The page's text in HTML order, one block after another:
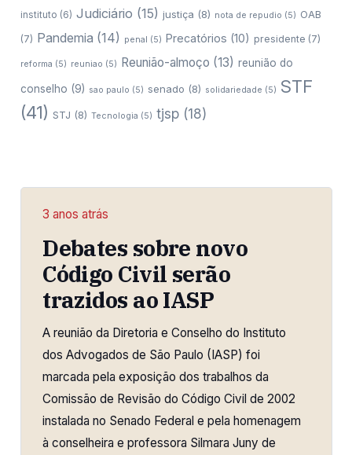
instituto (6) Judiciário (15) justiça (8) nota de repudio (5) OAB
(7) Pandemia (14) penal (5) Precatórios (10) presidente (7)
reforma (5) reuniao (5) Reunião-almoço (13) reunião do
conselho (9) sao paulo (5) senado (8) solidariedade (5) STF
(41) STJ (8) Tecnologia (5) tjsp(18)
3 anos atrás
Debates sobre novo
Código Civil serão
trazidos ao IASP
A reunião da Diretoria e Conselho do Instituto
dos Advogados de São Paulo (IASP) foi
marcada pela exposição dos trabalhos da
Comissão de Revisão do Código Civil de 2002
instalada no Senado Federal e pela homenagem
à conselheira e professora Silmara Juny de